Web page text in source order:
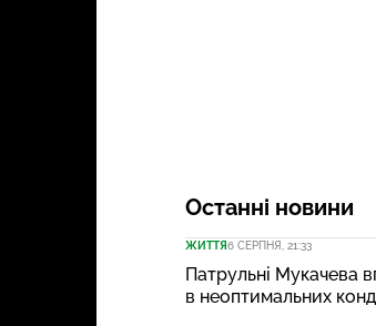
Останні новини
ЖИТТЯ6 СЕРПНЯ, 21:33
Патрульні Мукачева
в неоптимальних